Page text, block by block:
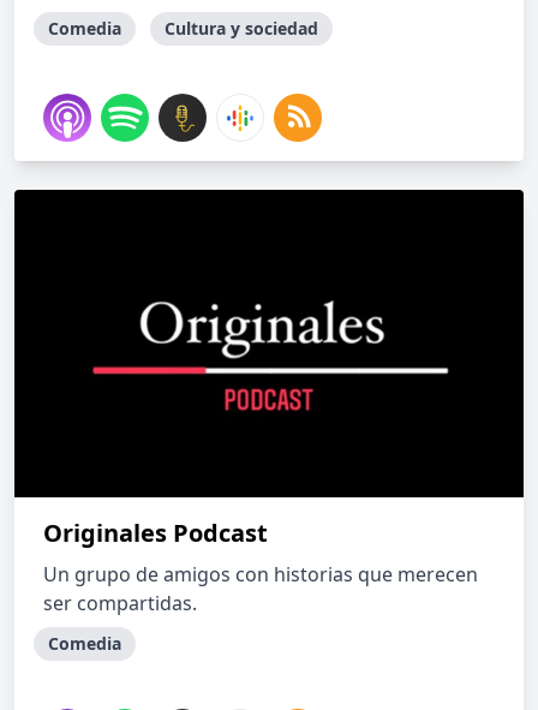
Comedia Cultura y sociedad
Originales Podcast
Un grupo de amigos con historias que merecen
ser compartidas.
Comedia